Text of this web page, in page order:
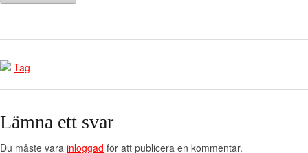
Tag
Lämna ett svar
Du måste vara inloggad för att publicera en kommentar.